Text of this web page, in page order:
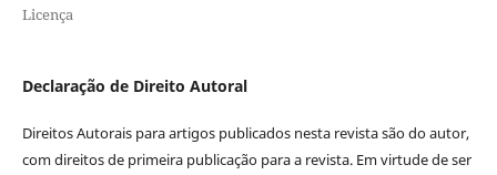
Licença
Declaração de Direito Autoral
Direitos Autorais para artigos publicados nesta revista são do autor,
com direitos de primeira publicação para a revista. Em virtude de ser